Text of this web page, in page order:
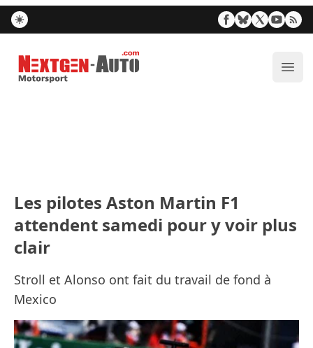
Nextgen-Auto.com
Les pilotes Aston Martin F1
attendent samedi pour y voir plus
clair
Stroll et Alonso ont fait du travail de fond à
Mexico